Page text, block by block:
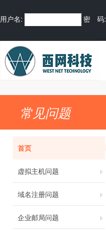
用户名: 密 码:
常见问题
首页
虚拟主机问题
域名注册问题
企业邮局问题